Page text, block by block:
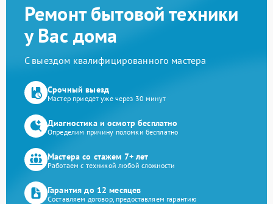
Ремонт бытовой техники
у Вас дома
С выездом квалифицированного мастера
Срочный выезд
Мастер приедет уже через 30 минут
Диагностика и осмотр бесплатно
Определим причину поломки бесплатно
Мастера со стажем 7+ лет
Работаем с техникой любой сложности
Гарантия до 12 месяцев
Составляем договор, предоставляем гарантию